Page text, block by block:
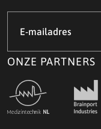
mailadres
ONZE PARTNERS